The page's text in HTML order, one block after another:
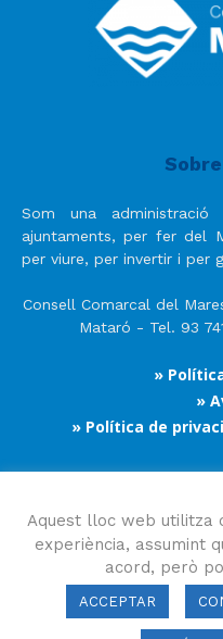
Som una
ajuntaments, per fer del
per viure, per invertir i per
Consell Comarcal del
Mataró - Tel. 93
»
»
» Política de
Aquest lloc web utilitza
experiència, assumint
acord, però
ACCEPTAR